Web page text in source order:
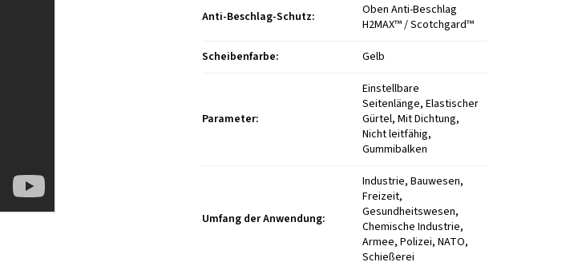
Anti-Beschlag-Schutz:
Oben Anti-Beschlag
H2MAX™ / Scotchgard™
Scheibenfarbe: Gelb
Parameter:
Einstellbare
Seitenlänge, Elastischer
Gürtel, Mit Dichtung,
Nicht leitfähig,
Gummibalken
Umfang der Anwendung:
Industrie, Bauwesen,
Freizeit,
Gesundheitswesen,
Chemische Industrie,
Armee, Polizei, NATO,
Schießerei